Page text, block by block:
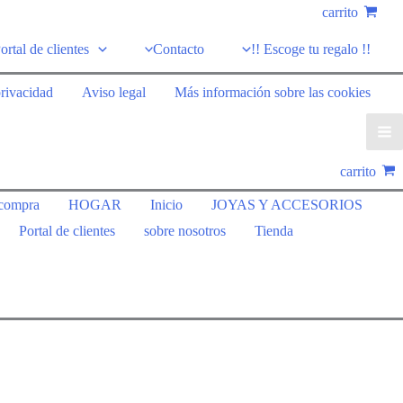
carrito
de clientes Contacto !! Escoge tu regalo !!
Aviso legal Más información sobre las cookies
carrito
HOGAR Inicio
JOYAS Y ACCESORIOS
Portal de clientes
sobre nosotros Tienda